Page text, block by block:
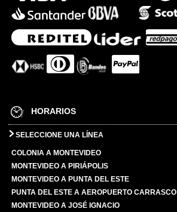
HORARIOS
SELECCIONE UNA LÍNEA
COLONIA A MONTEVIDEO
MONTEVIDEO A PIRIÁPOLIS
MONTEVIDEO A PUNTA DEL ESTE
PUNTA DEL ESTE A AEROPUERTO CARRASCO
MONTEVIDEO A JOSÉ IGNACIO